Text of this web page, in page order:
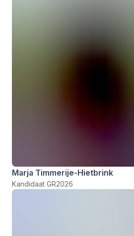
Marja Timmerije-Hietbrink
Kandidaat GR2026